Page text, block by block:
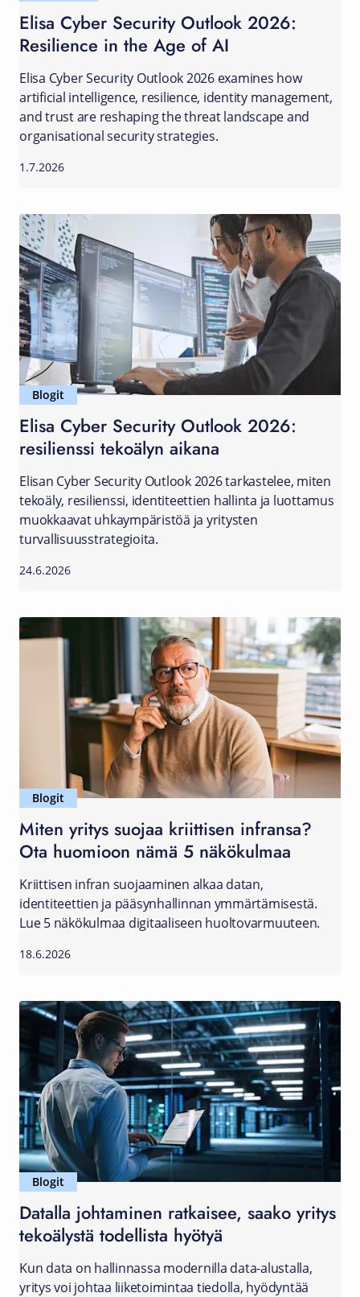
Elisa Cyber Security Outlook 2026:
Resilience in the Age of AI
Elisa Cyber Security Outlook 2026 examines how
artificial intelligence, resilience, identity management,
and trust are reshaping the threat landscape and
organisational security strategies.
1.7.2026
Blogit
Elisa Cyber Security Outlook 2026:
resilienssi tekoälyn aikana
Elisan Cyber Security Outlook 2026 tarkastelee, miten
tekoäly, resilienssi, identiteettien hallinta ja luottamus
muokkaavat uhkaympäristöä ja yritysten
turvallisuusstrategioita.
24.6.2026
Blogit
Miten yritys suojaa kriittisen infransa?
Ota huomioon nämä 5 näkökulmaa
Kriittisen infran suojaaminen alkaa datan,
identiteettien ja pääsynhallinnan ymmärtämisestä.
Lue 5 näkökulmaa digitaaliseen huoltovarmuuteen.
18.6.2026
Blogit
Datalla johtaminen ratkaisee, saako yritys
tekoälystä todellista hyötyä
Kun data on hallinnassa modernilla data-alustalla,
yritys voi johtaa liiketoimintaa tiedolla, hyödyntää